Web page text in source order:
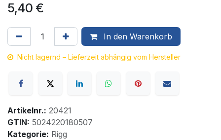
5,40 €
In den Warenkorb
Nicht lagernd – Lieferzeit abhängig vom Hersteller
Artikelnr.: 20421
GTIN: 5024220180507
Kategorie: Rigg